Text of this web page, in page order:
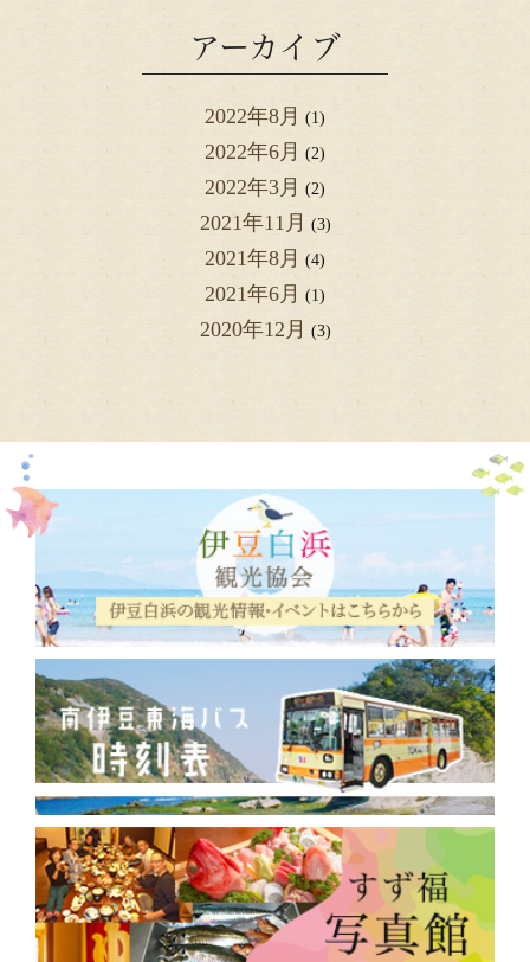
アーカイブ
2022年8月 (1)
2022年6月 (2)
2022年3月 (2)
2021年11月 (3)
2021年8月 (4)
2021年6月 (1)
2020年12月 (3)
2019年7月(2)
2019年1月(1)
2018年12月(1)
2018年9月(2)
2018年8月(5)
2018年3月
(1)
2017年12月(2)
2017年10月(3)
2017年9月(30)
2017年7月(13)